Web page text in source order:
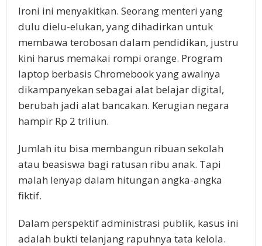
Ironi ini menyakitkan. Seorang menteri yang
dulu dielu-elukan, yang dihadirkan untuk
membawa terobosan dalam pendidikan, justru
kini harus memakai rompi orange. Program
laptop berbasis Chromebook yang awalnya
dikampanyekan sebagai alat belajar digital,
berubah jadi alat bancakan. Kerugian negara
hampir Rp 2 triliun.
Jumlah itu bisa membangun ribuan sekolah
atau beasiswa bagi ratusan ribu anak. Tapi
malah lenyap dalam hitungan angka-angka
fiktif.
Dalam perspektif administrasi publik, kasus ini
adalah bukti telanjang rapuhnya tata kelola.